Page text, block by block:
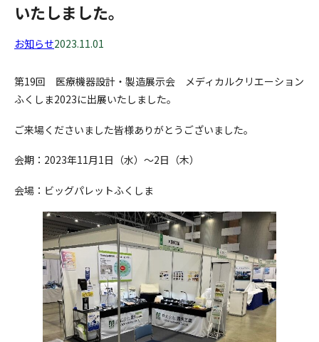
いたしました。
お知らせ2023.11.01
第19回 医療機器設計・製造展示会 メディカルクリエーション
ふくしま2023に出展いたしました。
ご来場くださいました皆様ありがとうございました。
会期：2023年11月1日（水）～2日（木）
会場：ビッグパレットふくしま